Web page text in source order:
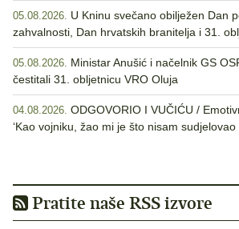
05.08.2026. U Kninu svečano obilježen Dan
zahvalnosti, Dan hrvatskih branitelja i 31.
05.08.2026. Ministar Anušić i načelnik GS
čestitali 31. obljetnicu VRO Oluja
04.08.2026. ODGOVORIO I VUČIĆU /
‘Kao vojniku, žao mi je što nisam sudjelovao
Pratite naše RSS izvore